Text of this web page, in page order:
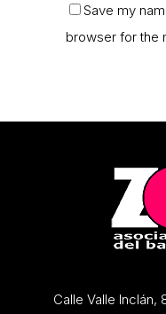
Save my
browser for the
Calle Valle Inclán,